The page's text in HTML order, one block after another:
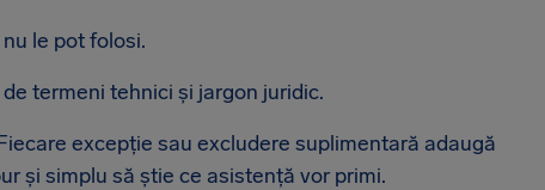
le pot folosi.
termeni tehnici și jargon juridic.
excepție sau excludere suplimentară adaugă
și simplu să știe ce asistență vor primi.